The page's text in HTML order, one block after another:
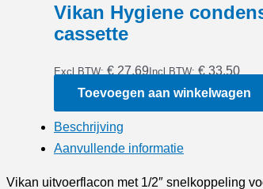
Vikan Hygiene
cassette
Excl BTW: € 27,69Incl BTW: € 33,50
Toevoegen aan winkelwagen
Beschrijving
Aanvullende informatie
Vikan uitvoerflacon met 1/2″ snelkoppeling